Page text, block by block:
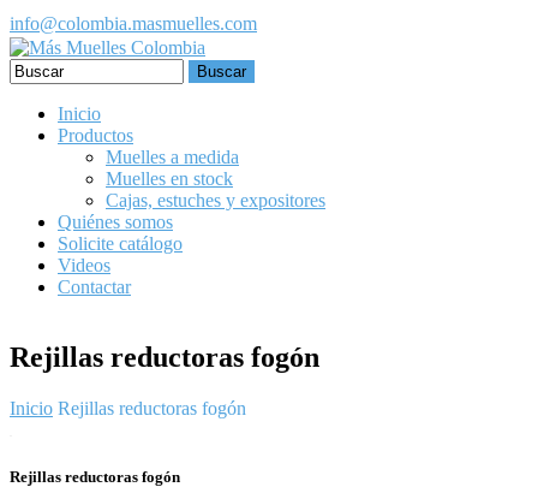
Pasar al contenido principal
info@colombia.masmuelles.com
Inicio
Productos
Muelles a medida
Muelles en stock
Cajas, estuches y expositores
Quiénes somos
Solicite catálogo
Videos
Contactar
Rejillas reductoras fogón
Inicio Rejillas reductoras fogón
Rejillas reductoras fogón